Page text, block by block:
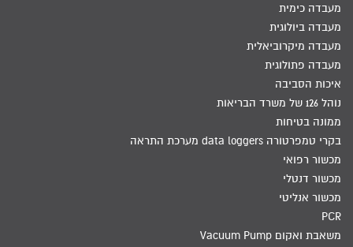
מעבדה כימית
מעבדה ביולוגית
מעבדה מיקרוביאלית
מעבדה פתולוגית
איכות הסביבה
נוהל 126 של משרד הבריאות
ממונה בטיחות
בקרי טמפרטורה data loggers מערכת התראה
מכשור רפואי
מכשור דנטלי
מכשור אנליטי
PCR
משאבת ואקום Vacuum Pump